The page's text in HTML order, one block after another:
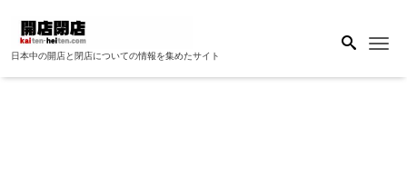
日本中の開店と閉店についての情報を集めたサイト